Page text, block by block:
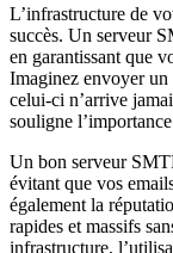
L’infrastructure de
succès. Un serveur
en garantissant que
Imaginez envoyer un
celui-ci n’arrive
souligne
Un bon serveur
évitant que vos
également la
rapides et massifs
infrastructure,